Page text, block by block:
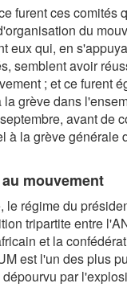
furent ces comités
du
eux qui, en
semblent avoir
; et ce furent
grève dans
avant de
à la grève générale
mouvement
le régime du
tripartite entre
et la
est l'un des plus
par